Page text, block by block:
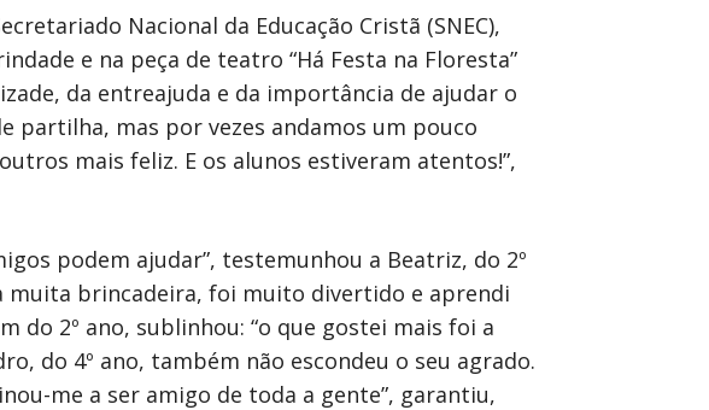
Nacional da Educação Cristã (SNEC),
e na peça de teatro “Há Festa na Floresta”
da entreajuda e da importância de ajudar o
partilha, mas por vezes andamos um pouco
mais feliz. E os alunos estiveram atentos!”,
podem ajudar”, testemunhou a Beatriz, do 2º
muita brincadeira, foi muito divertido e aprendi
do 2º ano, sublinhou: “o que gostei mais foi a
do 4º ano, também não escondeu o seu agrado.
me a ser amigo de toda a gente”, garantiu,